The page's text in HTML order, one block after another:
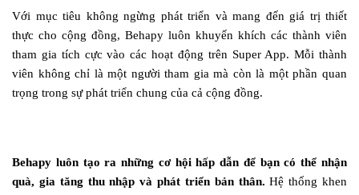
Với mục tiêu không ngừng phát triển và mang đến giá trị thiết
thực cho cộng đồng, Behapy luôn khuyến khích các thành viên
tham gia tích cực vào các hoạt động trên Super App. Mỗi thành
viên không chỉ là một người tham gia mà còn là một phần quan
trọng trong sự phát triển chung của cả cộng đồng.
Behapy luôn tạo ra những cơ hội hấp dẫn để bạn có thể nhận
quà, gia tăng thu nhập và phát triển bản thân. Hệ thống khen